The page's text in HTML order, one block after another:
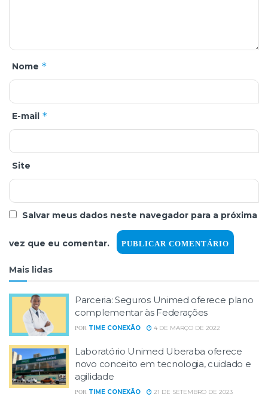
Nome *
E-mail *
Site
Salvar meus dados neste navegador para a próxima
vez que eu comentar.
Mais lidas
Parceria: Seguros Unimed oferece plano
complementar às Federações
POR TIME CONEXÃO 4 DE MARÇO DE 2022
Laboratório Unimed Uberaba oferece
novo conceito em tecnologia, cuidado e
agilidade
POR TIME CONEXÃO 21 DE SETEMBRO DE 2023